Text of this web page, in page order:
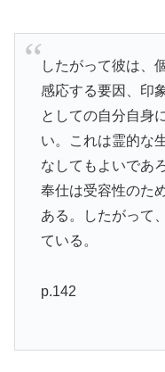
したがって彼は、
感応する要因、印
としての自分自身
い。これは霊的な
なしてもよいであ
奉仕は受容性のた
ある。したがって
ている。
p.142